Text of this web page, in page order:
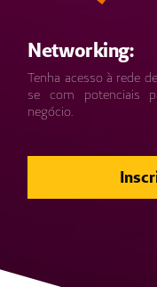
Networking:
Tenha acesso à rede
se com potenciais
negócio.